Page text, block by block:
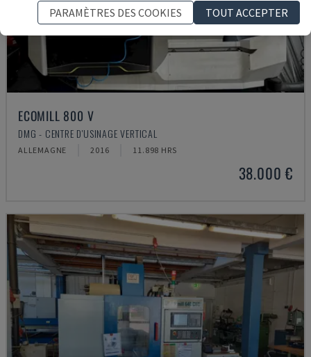
ECOMILL 800 V
DMG - CENTRE D'USINAGE VERTICAL
ALLEMAGNE 2016 11.898 HRS
38.000 €
PARAMÈTRES DES COOKIES
TOUT ACCEPTER